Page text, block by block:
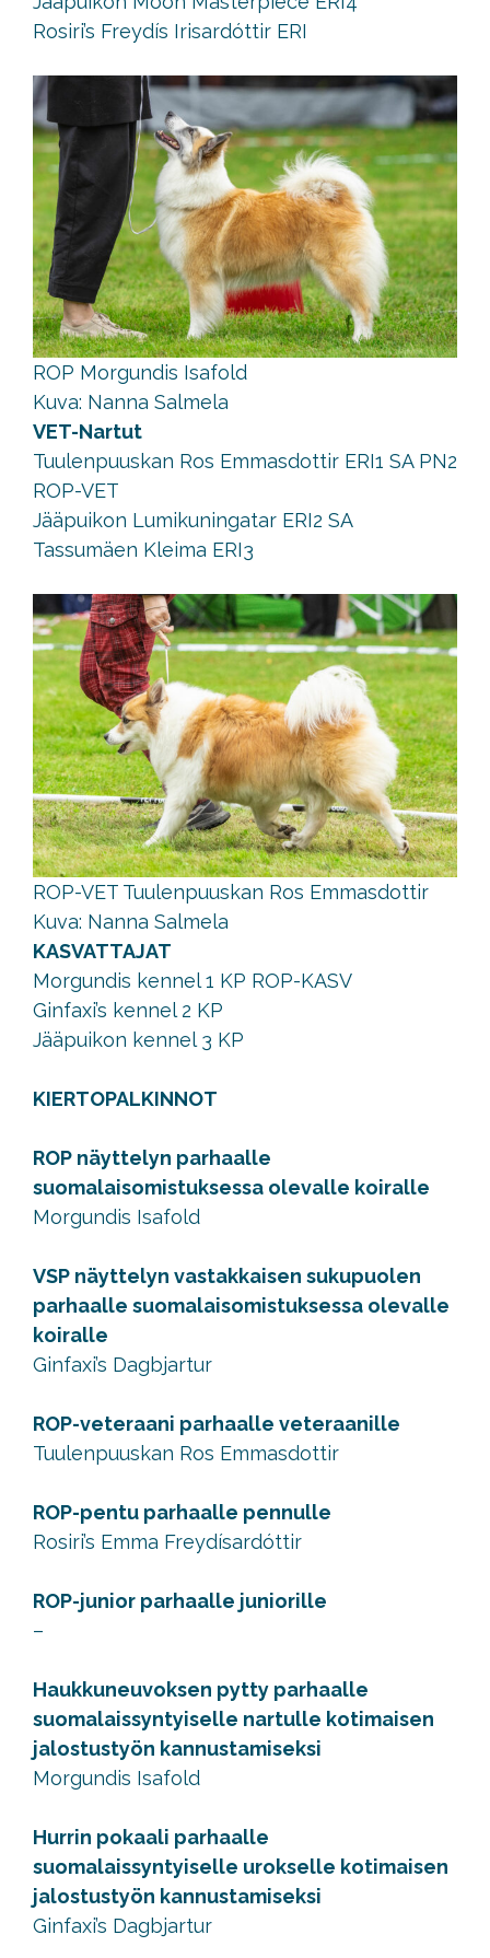
Rosiri’s Freydís Irisardóttir ERI
ROP Morgundis Isafold
Kuva: Nanna Salmela
VET-Nartut
Tuulenpuuskan Ros Emmasdottir ERI1 SA PN2
ROP-VET
Jääpuikon Lumikuningatar ERI2 SA
Tassumäen Kleima ERI3
ROP-VET Tuulenpuuskan Ros Emmasdottir
Kuva: Nanna Salmela
KASVATTAJAT
Morgundis kennel 1 KP ROP-KASV
Ginfaxi’s kennel 2 KP
Jääpuikon kennel 3 KP
KIERTOPALKINNOT
ROP näyttelyn parhaalle
suomalaisomistuksessa olevalle koiralle
Morgundis Isafold
VSP näyttelyn vastakkaisen sukupuolen
parhaalle suomalaisomistuksessa olevalle
koiralle
Ginfaxi’s Dagbjartur
ROP-veteraani parhaalle veteraanille
Tuulenpuuskan Ros Emmasdottir
ROP-pentu parhaalle pennulle
Rosiri’s Emma Freydísardóttir
ROP-junior parhaalle juniorille
–
Haukkuneuvoksen pytty parhaalle
suomalaissyntyiselle nartulle kotimaisen
jalostustyön kannustamiseksi
Morgundis Isafold
Hurrin pokaali parhaalle
suomalaissyntyiselle urokselle kotimaisen
jalostustyön kannustamiseksi
Ginfaxi’s Dagbjartur